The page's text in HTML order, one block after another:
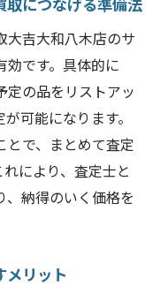
大吉大和八木店のサ
効です。具体的に
定の品をリストアッ
可能になります。
とで、まとめて査定
により、査定士と
、納得のいく価格を
メリット